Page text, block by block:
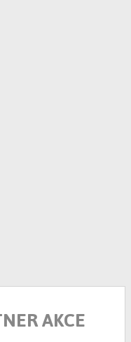
AKCE